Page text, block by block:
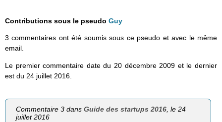
Contributions sous le pseudo Guy
3 commentaires ont été soumis sous ce pseudo et avec le même
email.
Le premier commentaire date du 20 décembre 2009 et le dernier
est du 24 juillet 2016.
Commentaire 3 dansGuide des startups 2016, le 24
juillet 2016